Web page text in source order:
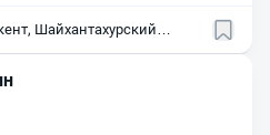
Шайхантахурский